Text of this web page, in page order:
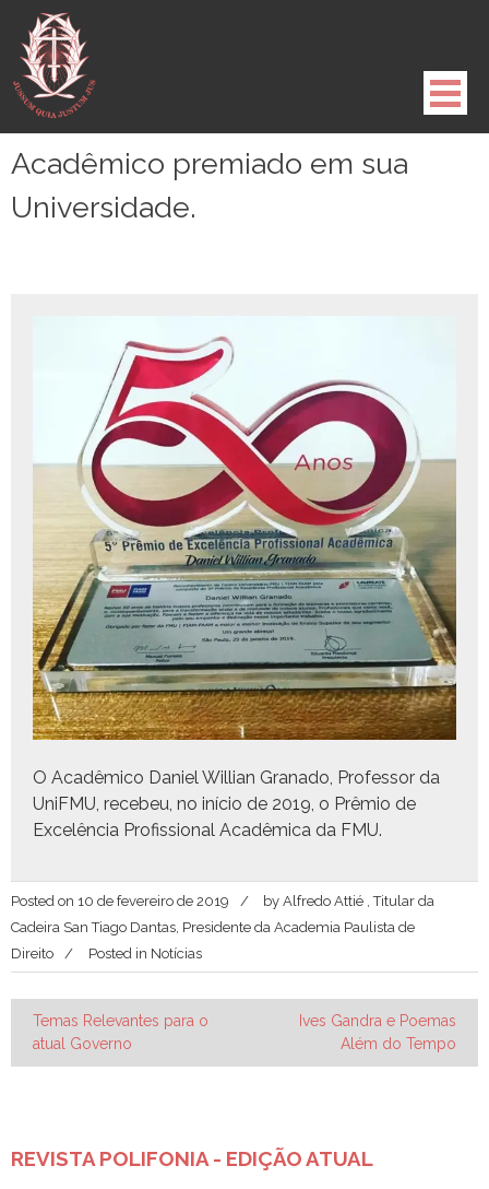
para
conteúdo
Acadêmico premiado em sua
Universidade.
O Acadêmi­co Daniel Willian Grana­do, Pro­fes­sor da
UniF­MU, rece­beu, no iní­cio de 2019, o Prêmio de
Excelên­cia Profis­sion­al Acadêmi­ca da FMU.
Posted on 10 de fevereiro de 2019 by Alfredo Attié , Titular da
Cadeira San Tiago Dantas, Presidente da Academia Paulista de
Direito
Posted in Notícias
Navegação
de
Temas Relevantes para o
atual Governo
Ives Gandra e Poemas
Além do Tempo
REVISTA POLIFONIA - EDIÇÃO ATUAL